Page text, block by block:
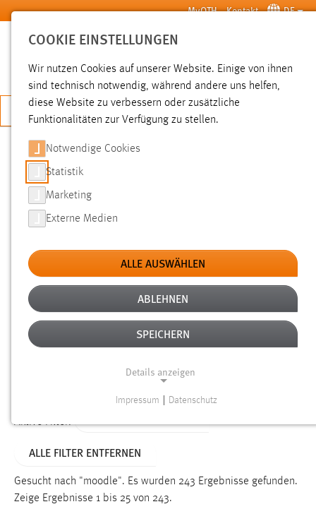
Zum Hauptinhalt springen MyOTH Kontakt DE
SUCHE
JETZT BEWERBEN
SUCHE
FILTER
Typ
Erstellungsdatum
Alter
Aktive Filter:
ALLE FILTER ENTFERNEN
Gesucht nach "moodle". Es wurden 243 Ergebnisse gefunden.
Zeige Ergebnisse 1 bis 25 von 243.
COOKIE EINSTELLUNGEN
Wir nutzen Cookies auf unserer Website. Einige von ihnen
sind technisch notwendig, während andere uns helfen,
diese Website zu verbessern oder zusätzliche
Funktionalitäten zur Verfügung zu stellen.
Notwendige Cookies
Statistik
Marketing
Externe Medien
ALLE AUSWÄHLEN
ABLEHNEN
SPEICHERN
Details anzeigen
Funktionen und sind für die einwandfreie Funktion der
Einverständnis
Impressum Datenschutz